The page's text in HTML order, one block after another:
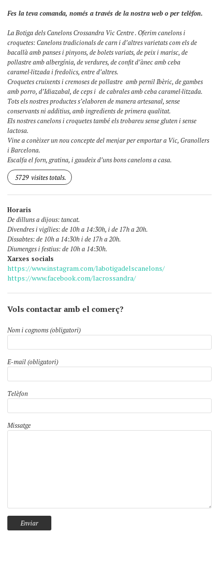
Fes la teva comanda, només a través de la nostra web o per telèfon.
La Botiga dels Canelons Crossandra Vic Centre . Oferim canelons i
croquetes: Canelons tradicionals de carn i d’altres varietats com els de
bacallà amb panses i pinyons, de bolets variats, de peix i marisc, de
pollastre amb albergínia, de verdures, de confit d’ànec amb ceba
caramel·litzada i fredolics, entre d’altres.
Croquetes cruixents i cremoses de pollastre amb pernil Ibèric, de gambes
amb porro, d’Idiazabal, de ceps i de cabrales amb ceba caramel·litzada.
Tots els nostres productes s’elaboren de manera artesanal, sense
conservants ni additius, amb ingredients de primera qualitat.
Els nostres canelons i croquetes també els trobareu sense gluten i sense
lactosa.
Vine a conèixer un nou concepte del menjar per emportar a Vic, Granollers
i Barcelona.
Escalfa el forn, gratina, i gaudeix d’uns bons canelons a casa.
5729 visites totals.
Horaris
De dilluns a dijous: tancat.
Divendres i vigílies: de 10h a 14:30h, i de 17h a 20h.
Dissabtes: de 10h a 14:30h i de 17h a 20h.
Diumenges i festius: de 10h a 14:30h.
Xarxes socials
https://www.instagram.com/labotigadelscanelons/
https://www.facebook.com/lacrossandra/
Vols contactar amb el comerç?
Nom i cognoms (obligatori)
E-mail (obligatori)
Telèfon
Missatge